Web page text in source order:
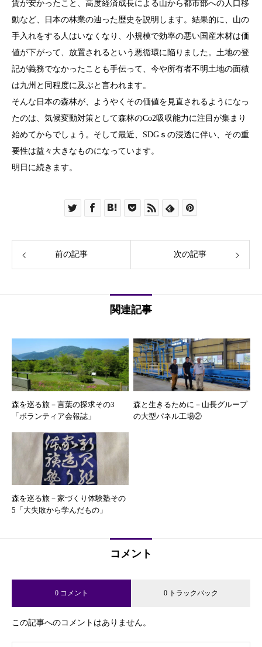
賃が安かったこと、高度経済成長による山から都市部への人口移
動など、日本の林業の辿った歴史を説明します。結果的に、山の
手入れをする人はいなくなり、小規模で効率の悪い国産木材は価
値が下がって、放置されるという悪循環に陥りました。土地の登
記が義務でなかったことも手伝って、今や所有者不明土地の面積
は九州と同程度に及ぶと言われます。
そんな日本の森林が、ようやくその価値を見直されるようになっ
たのは、気候変動対策として森林のCo2吸収能力に注目が集まり
始めてからでしょう。そして最近、SDGｓの浸透に伴い、その重
要性は益々大きなものになっています。
明日に続きます。
前の記事 次の記事
関連記事
森を巡る旅－言葉の探求その3
「ボランティア会報誌」
森と生きるために－山長グループ
の大型パネル工場②
森を巡る旅－家づくり体験塾その
5「大失敗から学んだもの」
コメント
0 コメント 0 トラックバック
この記事へのコメントはありません。